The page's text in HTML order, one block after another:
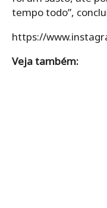
tempo todo”,
https://
Veja também: